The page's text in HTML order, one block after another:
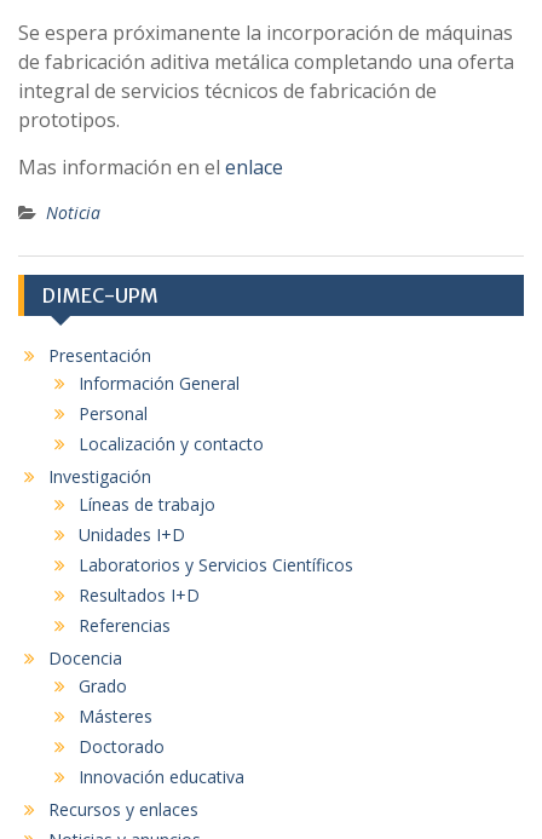
Se espera próximanente la incorporación de máquinas
de fabricación aditiva metálica completando una oferta
integral de servicios técnicos de fabricación de
prototipos.
Mas información en el enlace
Noticia
DIMEC-UPM
Presentación
Información General
Personal
Localización y contacto
Investigación
Líneas de trabajo
Unidades I+D
Laboratorios y Servicios Científicos
Resultados I+D
Referencias
Docencia
Grado
Másteres
Doctorado
Innovación educativa
Recursos y enlaces